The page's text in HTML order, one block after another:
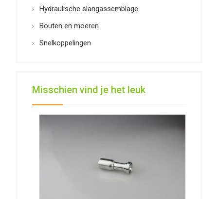
Hydraulische slangassemblage
Bouten en moeren
Snelkoppelingen
Misschien vind je het leuk